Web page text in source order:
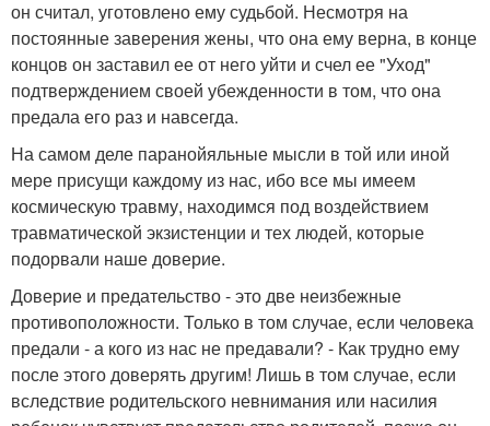
он считал, уготовлено ему судьбой. Несмотря на
постоянные заверения жены, что она ему верна, в конце
концов он заставил ее от него уйти и счел ее "Уход"
подтверждением своей убежденности в том, что она
предала его раз и навсегда.
На самом деле паранойяльные мысли в той или иной
мере присущи каждому из нас, ибо все мы имеем
космическую травму, находимся под воздействием
травматической экзистенции и тех людей, которые
подорвали наше доверие.
Доверие и предательство - это две неизбежные
противоположности. Только в том случае, если человека
предали - а кого из нас не предавали? - Как трудно ему
после этого доверять другим! Лишь в том случае, если
вследствие родительского невнимания или насилия